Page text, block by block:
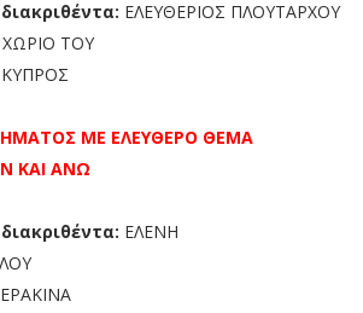
ΕΛΕΥΘΕΡΙΟΣ ΠΛΟΥΤΑΡΧΟΥ
ΤΟΥ
ΚΥΠΡΟΣ
ΜΕ ΕΛΕΥΘΕΡΟ ΘΕΜΑ
ΚΑΙ ΑΝΩ
ΕΛΕΝΗ